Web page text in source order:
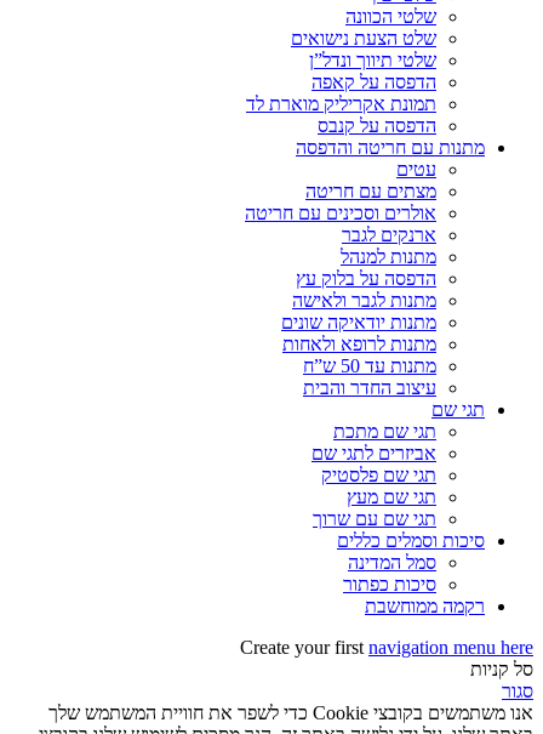
שלטי הכוונה
שלט הצעת נישואים
שלטי תיווך ונדל”ן
הדפסה על קאפה
תמונת אקריליק מוארת לד
הדפסה על קנבס
מתנות עם חריטה והדפסה
עטים
מצתים עם חריטה
אולרים וסכינים עם חריטה
ארנקים לגבר
מתנות למנהל
הדפסה על בלוק עץ
מתנות לגבר ולאישה
מתנות יודאיקה שונים
מתנות לרופא ולאחות
מתנות עד 50 ש”ח
עיצוב החדר והבית
תגי שם
תגי שם מתכת
אביזרים לתגי שם
תגי שם פלסטיק
תגי שם מעץ
תגי שם עם שרוך
סיכות וסמלים כללים
סמל המדינה
סיכות כפתור
רקמה ממוחשבת
Create your first navigation menu here
סל קניות
סגור
אנו משתמשים בקובצי Cookie כדי לשפר את חוויית המשתמש שלך